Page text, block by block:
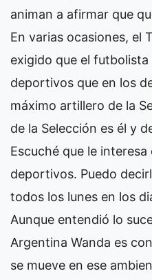
animan a afirmar que
En varias ocasiones, el
exigido que el
deportivos que en los
máximo artillero de la
de la Selección es él y
Escuché que le
deportivos. Puedo
todos los lunes en los
Aunque entendió lo
Argentina Wanda es
se mueve en ese